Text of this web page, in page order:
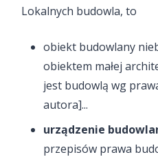
Lokalnych budowla, to
obiekt budowlany
obiektem małej
jest budowlą wg
autora]...
urządzenie
przepisów prawa